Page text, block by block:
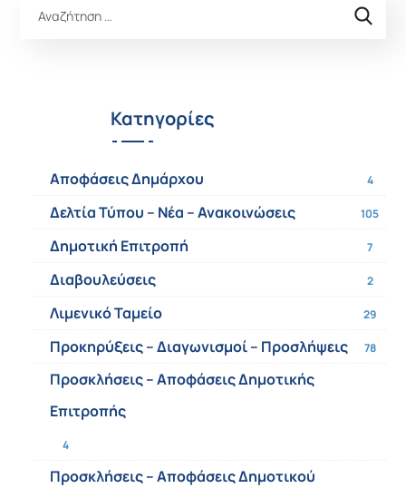
Κατηγορίες
Αποφάσεις Δημάρχου 4
Δελτία Τύπου – Νέα – Ανακοινώσεις 105
Δημοτική Επιτροπή 7
Διαβουλεύσεις 2
Λιμενικό Ταμείο 29
Προκηρύξεις – Διαγωνισμοί – Προσλήψεις 78
Προσκλήσεις – Αποφάσεις Δημοτικής
Επιτροπής
4
Προσκλήσεις – Αποφάσεις Δημοτικού